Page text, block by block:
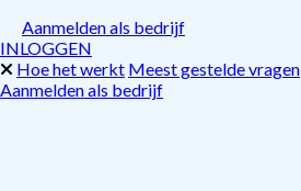
Aanmelden als bedrijf
INLOGGEN
Hoe het werkt Meest gestelde vragen
Aanmelden als bedrijf